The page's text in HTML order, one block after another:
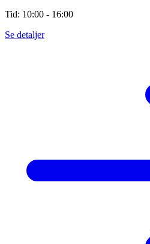
Tid: 10:00 - 16:00
Se detaljer